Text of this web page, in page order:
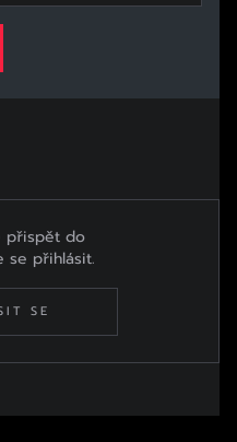
přispět do
se přihlásit.
SE